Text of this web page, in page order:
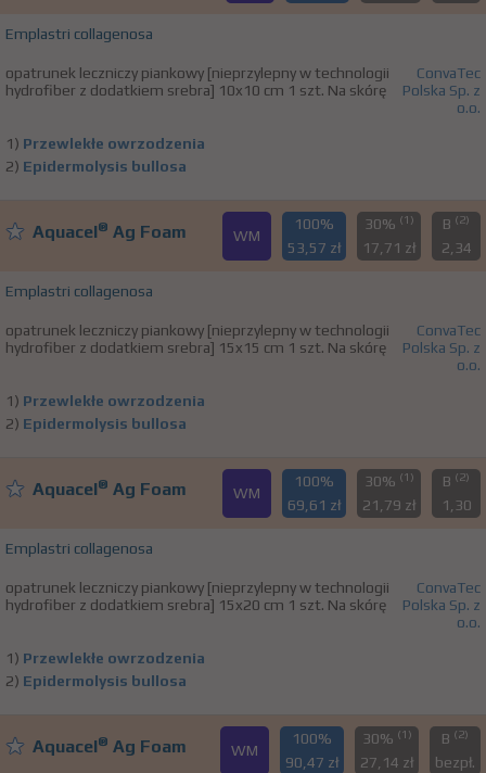
Emplastri collagenosa
opatrunek leczniczy piankowy [nieprzylepny w technologii
hydrofiber z dodatkiem srebra] 10x10 cm 1 szt. Na skórę
ConvaTec
Polska Sp. z
o.o.
1) Przewlekłe owrzodzenia
2) Epidermolysis bullosa
Aquacel® Ag Foam WM
100%
53,57 zł
30% (1)
17,71 zł
B (2)
2,34
Emplastri collagenosa
opatrunek leczniczy piankowy [nieprzylepny w technologii
hydrofiber z dodatkiem srebra] 15x15 cm 1 szt. Na skórę
ConvaTec
Polska Sp. z
o.o.
1) Przewlekłe owrzodzenia
2) Epidermolysis bullosa
Aquacel® Ag Foam WM
100%
69,61 zł
30% (1)
21,79 zł
B (2)
1,30
Emplastri collagenosa
opatrunek leczniczy piankowy [nieprzylepny w technologii
hydrofiber z dodatkiem srebra] 15x20 cm 1 szt. Na skórę
ConvaTec
Polska Sp. z
o.o.
1) Przewlekłe owrzodzenia
2) Epidermolysis bullosa
Aquacel® Ag Foam WM
100%
90,47 zł
30% (1)
27,14 zł
B (2)
bezpł.